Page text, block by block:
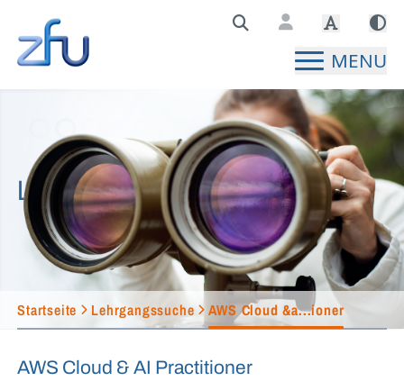
Zentralstelle für Fernunterricht Hauptseite
MENU
Lehrgangssuche
Startseite Lehrgangssuche AWS Cloud &a...ioner
AWS Cloud & AI Practitioner